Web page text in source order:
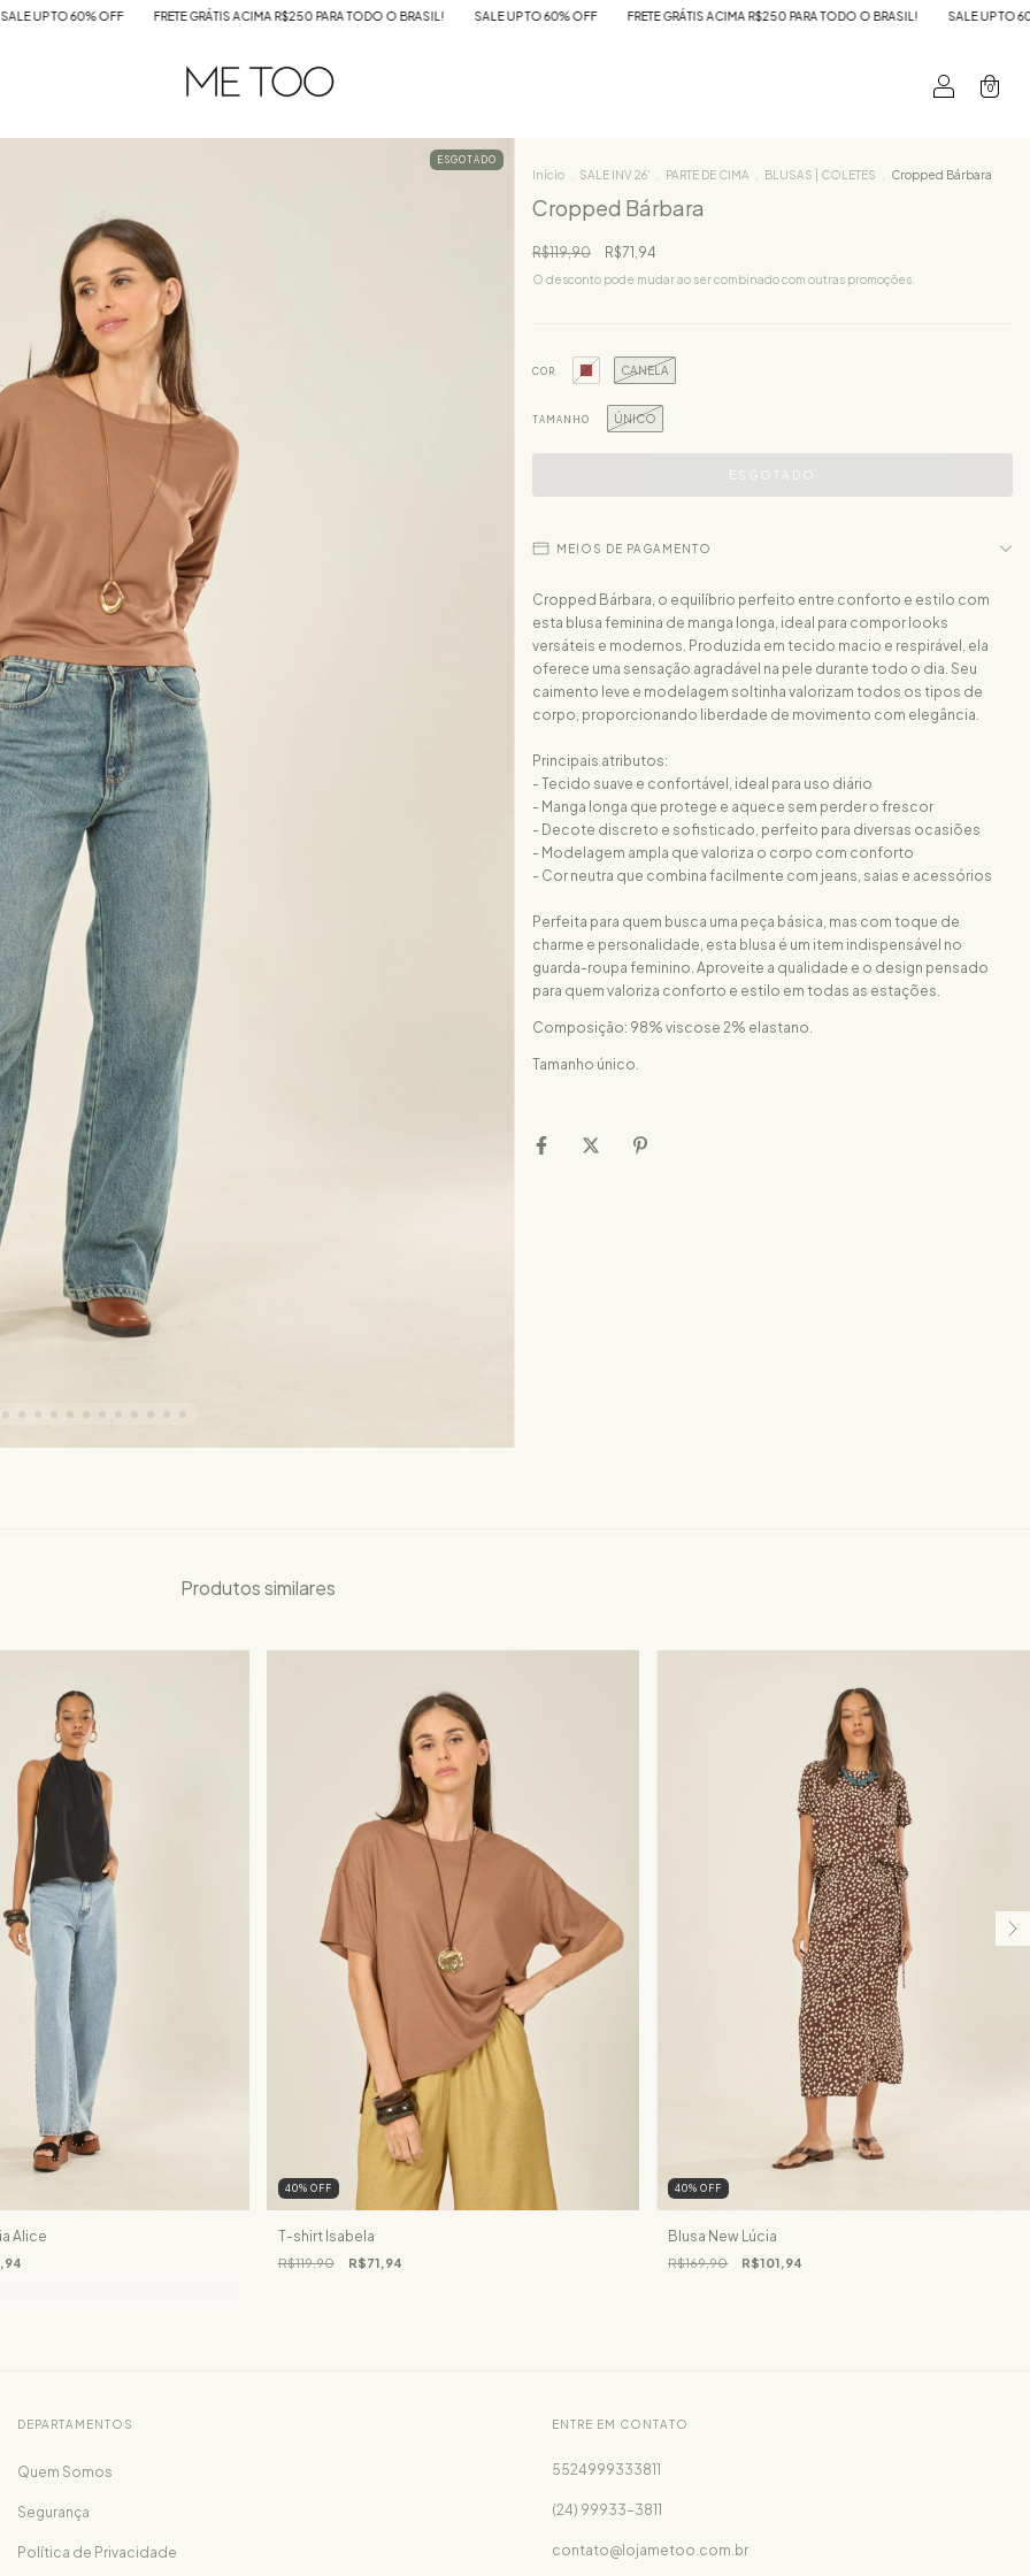
OFF FRETE GRÁTIS ACIMA R$250 PARA TODO O BRASIL! SALE UP TO 60% OFF FRETE GRÁTIS ACIMA R$250 PARA TODO O BRASIL! SALE UP TO 60% OFF
0
ESGOTADO
Início SALE INV 26' PARTE DE CIMA BLUSAS | COLETES Cropped Bárbara
Cropped Bárbara
R$119,90 R$71,94
O desconto pode mudar ao ser combinado com outras promoções.
COR CANELA
TAMANHO ÚNICO
MEIOS DE PAGAMENTO
Cropped Bárbara, o equilíbrio perfeito entre conforto e estilo com
esta blusa feminina de manga longa, ideal para compor looks
versáteis e modernos. Produzida em tecido macio e respirável, ela
oferece uma sensação agradável na pele durante todo o dia. Seu
caimento leve e modelagem soltinha valorizam todos os tipos de
corpo, proporcionando liberdade de movimento com elegância.
Principais atributos:
- Tecido suave e confortável, ideal para uso diário
- Manga longa que protege e aquece sem perder o frescor
- Decote discreto e sofisticado, perfeito para diversas ocasiões
- Modelagem ampla que valoriza o corpo com conforto
- Cor neutra que combina facilmente com jeans, saias e acessórios
Perfeita para quem busca uma peça básica, mas com toque de
charme e personalidade, esta blusa é um item indispensável no
guarda-roupa feminino. Aproveite a qualidade e o design pensado
para quem valoriza conforto e estilo em todas as estações.
Composição: 98% viscose 2% elastano.
Tamanho único.
Produtos similares
Alice
40% OFF
T-shirt Isabela
R$119,90 R$71,94
40%OFF
Blusa New Lúcia
R$169,90 R$101,94
DEPARTAMENTOS
Quem Somos
Segurança
Política de Privacidade
ENTRE EM CONTATO
5524999333811
(24) 99933-3811
contato@lojametoo.com.br